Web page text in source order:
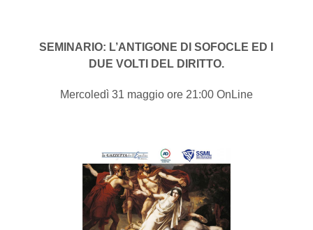
SEMINARIO: L’ANTIGONE DI SOFOCLE ED I
DUE VOLTI DEL DIRITTO.
Mercoledì 31 maggio ore 21:00 OnLine